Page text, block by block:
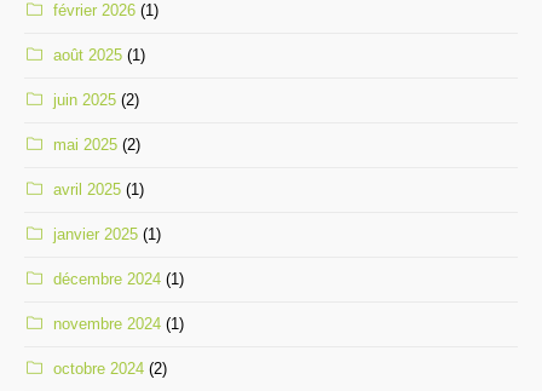
février 2026 (1)
août 2025 (1)
juin 2025 (2)
mai 2025 (2)
avril 2025 (1)
janvier 2025 (1)
décembre 2024 (1)
novembre 2024 (1)
octobre 2024 (2)